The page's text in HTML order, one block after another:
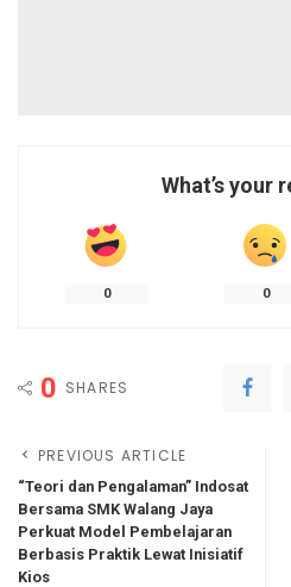
What’s your
0 0
0 SHARES
PREVIOUS ARTICLE
“Teori dan Pengalaman” Indosat
Bersama SMK Walang Jaya
Perkuat Model Pembelajaran
Berbasis Praktik Lewat Inisiatif
Kios